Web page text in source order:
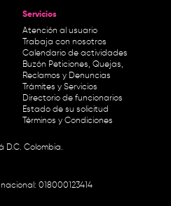
Servicios
Atención al usuario
Trabaja con nosotros
Calendario de actividades
Buzón Peticiones, Quejas,
Reclamos y Denuncias
Trámites y Servicios
Directorio de funcionarios
Estado de su solicitud
Términos y Condiciones
D.C. Colombia.
018000123414